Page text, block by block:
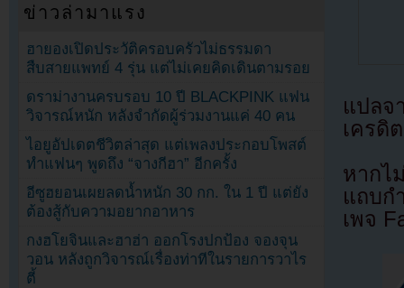
แปล
เครดิ
หากไ
แถบก
เพจ
ข่าวล่ามาแรง
ฮายองเปิดประวัติครอบครัวไม่ธรรมดา
สืบสายแพทย์ 4 รุ่น แต่ไม่เคยคิดเดินตามรอย
ดราม่างานครบรอบ 10 ปี BLACKPINK แฟน
วิจารณ์หนัก หลังจำกัดผู้ร่วมงานแค่ 40 คน
ไอยูอัปเดตชีวิตล่าสุด แต่เพลงประกอบโพสต์
ทำแฟนๆ พูดถึง “จางกีฮา” อีกครั้ง
อีซูฮยอนเผยลดน้ำหนัก 30 กก. ใน 1 ปี แต่ยัง
ต้องสู้กับความอยากอาหาร
กงฮโยจินและฮาฮ่า ออกโรงปกป้อง จองจุน
วอน หลังถูกวิจารณ์เรื่องท่าทีในรายการวาไร
ตี้